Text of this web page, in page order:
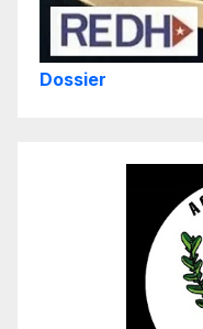
Dossier